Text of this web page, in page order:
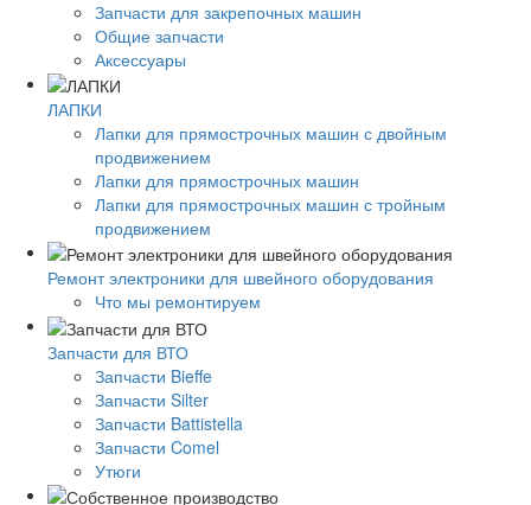
Запчасти для закрепочных машин
Общие запчасти
Аксессуары
ЛАПКИ
Лапки для прямострочных машин с двойным
продвижением
Лапки для прямострочных машин
Лапки для прямострочных машин с тройным
продвижением
Ремонт электроники для швейного оборудования
Что мы ремонтируем
Запчасти для ВТО
Запчасти Bieffe
Запчасти Silter
Запчасти Battistella
Запчасти Comel
Утюги